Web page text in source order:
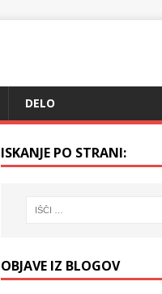
DELO
ISKANJE PO STRANI:
OBJAVE IZ BLOGOV